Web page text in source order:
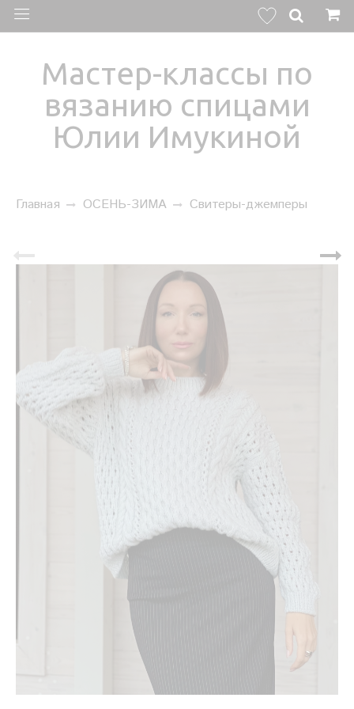
Мастер-классы по
вязанию спицами
Юлии Имукиной
Главная ОСЕНЬ-ЗИМА Свитеры-джемперы